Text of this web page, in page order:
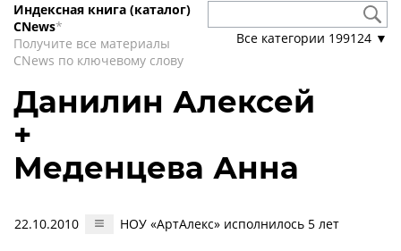
Индексная книга (каталог)
CNews*
Получите все материалы
CNews по ключевому слову
Все категории 199124 ▼
Данилин Алексей
+
Меденцева Анна
22.10.2010 НОУ «АртАлекс» исполнилось 5 лет